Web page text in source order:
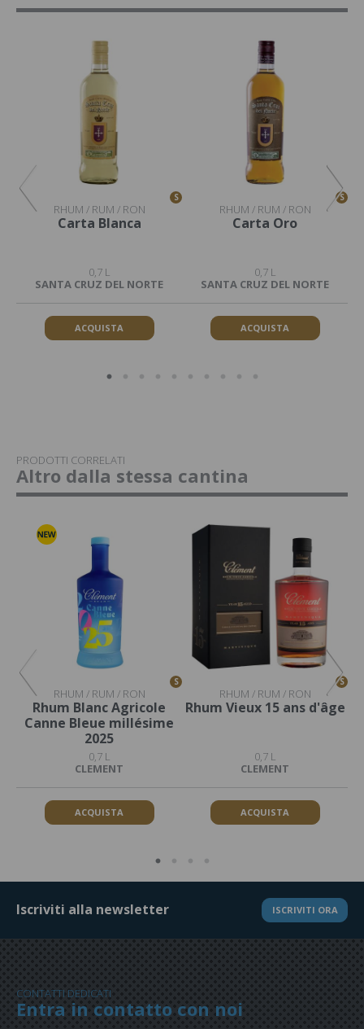
S
RHUM / RUM / RON
Carta Blanca
0,7 L
SANTA CRUZ DEL NORTE
ACQUISTA
S
RHUM / RUM / RON
Carta Oro
0,7 L
SANTA CRUZ DEL NORTE
ACQUISTA
PRODOTTI CORRELATI
Altro dalla stessa cantina
S
RHUM / RUM / RON
Rhum Blanc Agricole
Canne Bleue millésime
2025
0,7 L
CLEMENT
ACQUISTA
S
RHUM / RUM / RON
Rhum Vieux 15 ans d'âge
0,7 L
CLEMENT
ACQUISTA
Iscriviti alla newsletter ISCRIVITI ORA
CONTATTI DEDICATI
Entra in contatto con noi